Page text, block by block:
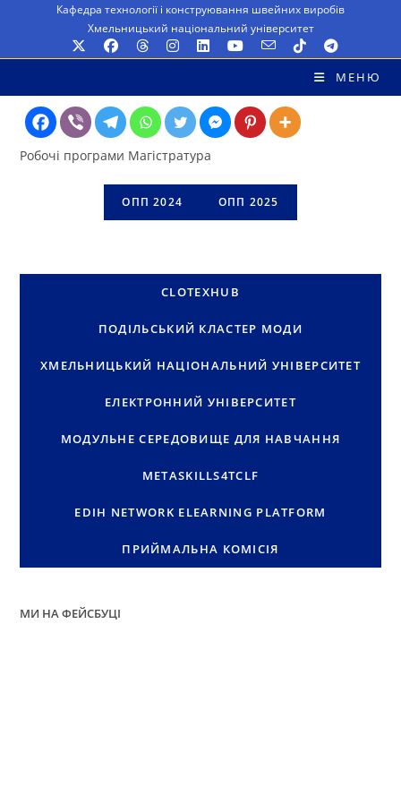
вмісту
Кафедра технології і конструювання швейних виробів
Хмельницький національний університет
МЕНЮ
Робочі програми Магістратура
ОПП 2024 ОПП 2025
CLOTEXHUB
ПОДІЛЬСЬКИЙ КЛАСТЕР МОДИ
ХМЕЛЬНИЦЬКИЙ НАЦІОНАЛЬНИЙ УНІВЕРСИТЕТ
ЕЛЕКТРОННИЙ УНІВЕРСИТЕТ
МОДУЛЬНЕ СЕРЕДОВИЩЕ ДЛЯ НАВЧАННЯ
METASKILLS4TCLF
EDIH NETWORK ELEARNING PLATFORM
ПРИЙМАЛЬНА КОМІСІЯ
МИ НА ФЕЙСБУЦІ